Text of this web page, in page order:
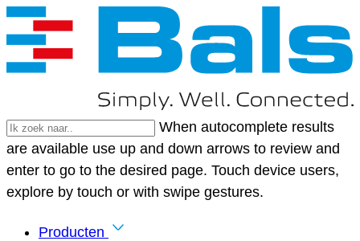
When autocomplete results
are available use up and down arrows to review and
enter to go to the desired page. Touch device users,
explore by touch or with swipe gestures.
Producten